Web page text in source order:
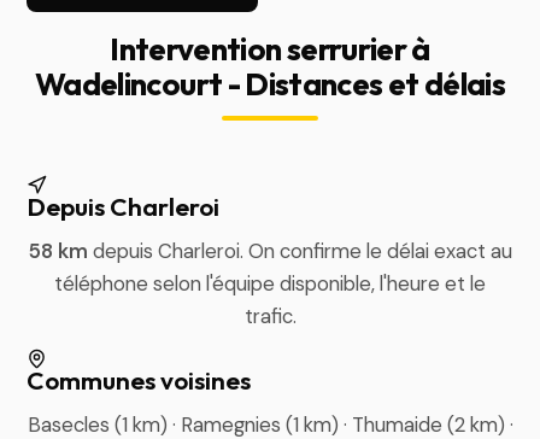
Intervention serrurier à
Wadelincourt - Distances et délais
Depuis Charleroi
58 km depuis Charleroi. On confirme le délai exact au
téléphone selon l'équipe disponible, l'heure et le
trafic.
Communes voisines
Basecles (1 km) · Ramegnies (1 km) · Thumaide (2 km) ·